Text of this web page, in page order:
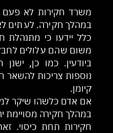
משרד חקירות לא פעם
במהלך חקירה. לעתים
כלל יידעו כי מתנהלת
משום שהם עלולים
ביודעין. כמו כן,
נוספות צריכות להשאר
קיומן.
אם אדם כלשהו שיקר
במהלך חקירה מסויימת
חקירות תחת כיסוי.